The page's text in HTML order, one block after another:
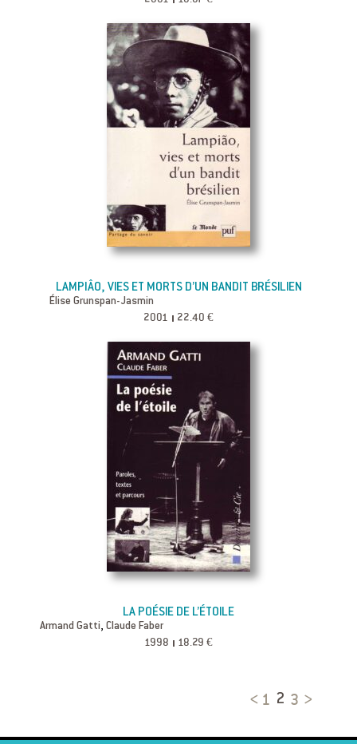
LAMPIÂO, VIES ET MORTS D’UN BANDIT BRÉSILIEN
Élise Grunspan-Jasmin
2001 22.40 €
LA POÉSIE DE L’ÉTOILE
Armand Gatti, Claude Faber
1998 18.29 €
1 2 3